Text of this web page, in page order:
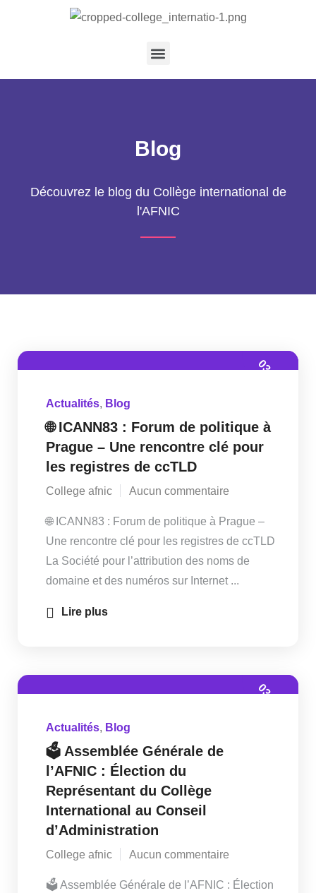
Blog
Découvrez le blog du Collège international de
l'AFNIC
03 Juin
Actualités, Blog
🌐 ICANN83 : Forum de politique à
Prague – Une rencontre clé pour
les registres de ccTLD
College afnic Aucun commentaire
🌐 ICANN83 : Forum de politique à Prague –
Une rencontre clé pour les registres de ccTLD
La Société pour l’attribution des noms de
domaine et des numéros sur Internet ...
Lire plus
03 Juin
Actualités, Blog
🗳️ Assemblée Générale de
l’AFNIC : Élection du
Représentant du Collège
International au Conseil
d’Administration
College afnic Aucun commentaire
🗳️ Assemblée Générale de l’AFNIC : Élection